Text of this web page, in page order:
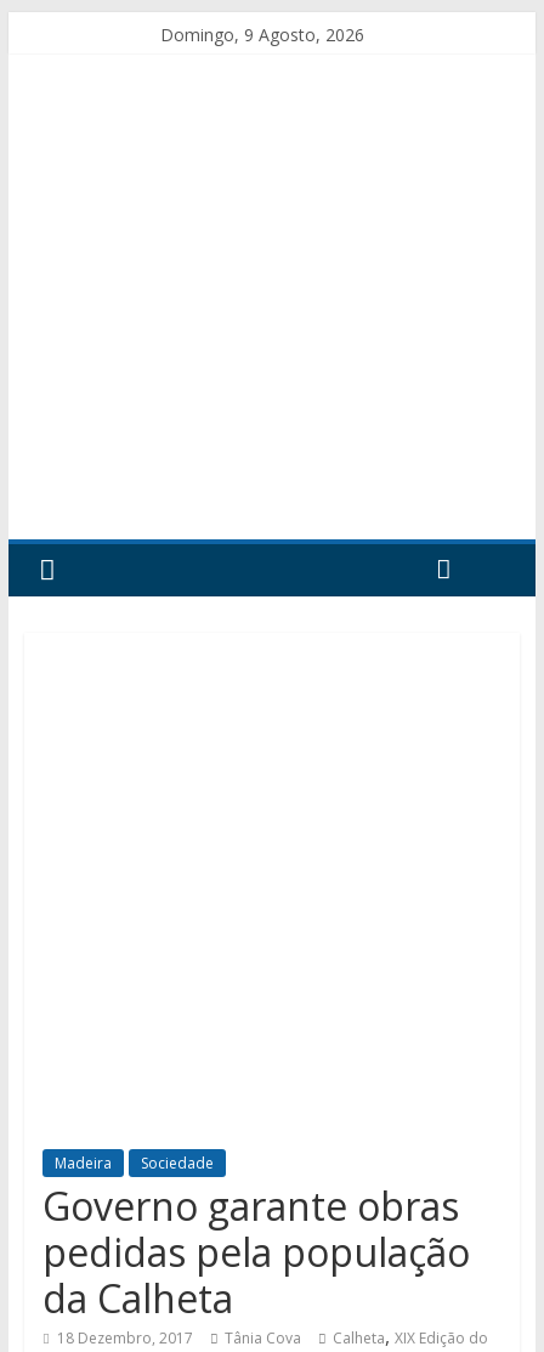
Domingo, 9 Agosto, 2026
Madeira Sociedade
Governo garante obras
pedidas pela população
da Calheta
18 Dezembro, 2017 Tânia Cova Calheta, XIX Edição do